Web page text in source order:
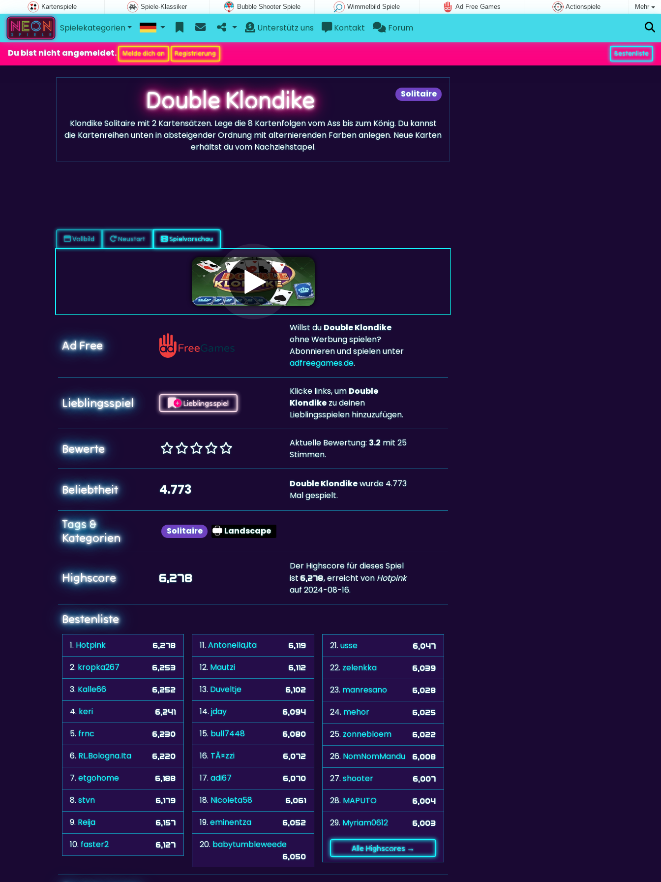
Kartenspiele Spiele-Klassiker Bubble Shooter Spiele Wimmelbild Spiele Ad Free Games Actionspiele Mehr
Spielekategorien Unterstütz uns Kontakt Forum
Du bist nicht angemeldet. Melde dich an Registrierung Bestenliste
Solitaire
Double Klondike
Klondike Solitaire mit 2 Kartensätzen. Lege die 8 Kartenfolgen vom Ass bis zum König. Du kannst
die Kartenreihen unten in absteigender Ordnung mit alternierenden Farben anlegen. Neue Karten
erhältst du vom Nachziehstapel.
Vollbild Neustart Spielvorschau
Ad Free
Willst duDouble Klondike
ohne Werbung spielen?
Abonnieren und spielen unter
adfreegames.de.
Lieblingsspiel Lieblingsspiel
Klicke links, umDouble
Klondikezu deinen
Lieblingsspielen hinzuzufügen.
Bewerte Aktuelle Bewertung: 3.2mit 25
Stimmen.
Beliebtheit 4.773 Double Klondikewurde 4.773
Mal gespielt.
Tags &
Kategorien
Solitaire Landscape
Highscore 6,278
Der Highscore für dieses Spiel
ist6,278, erreicht von Hotpink
auf 2024-08-16.
Bestenliste
1. Hotpink 6,278
2. kropka267 6,253
3. Kalle66 6,252
4. keri 6,241
5.frnc 6,230
6. RL.Bologna.Ita 6,220
7.etgohome 6,188
8.stvn 6,179
9. Reija 6,157
10.faster2 6,127
11.Antonella,ita 6,119
12. Mautzi 6,112
13. Duveltje 6,102
14.jday 6,094
15. bull7448 6,080
16. TÃ¤zzi 6,072
17.adi67 6,070
18. Nicoleta58 6,061
19.eminentza 6,052
20. babytumbleweede
6,050
21.usse 6,047
22.zelenkka 6,039
23. manresano 6,028
24. mehor 6,025
25.zonnebloem 6,022
26. NomNomMandu 6,008
27.shooter 6,007
28. MAPUTO 6,004
29. Myriam0612 6,003
Alle Highscores →